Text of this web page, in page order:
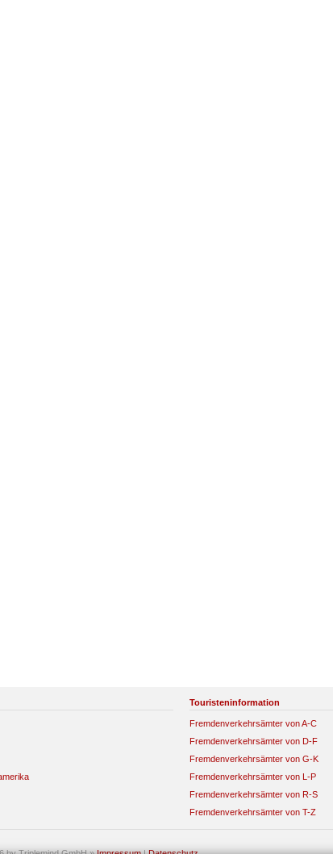
Touristeninformation
Fremdenverkehrsämter von A-C
Fremdenverkehrsämter von D-F
Fremdenverkehrsämter von G-K
Fremdenverkehrsämter von L-P
Fremdenverkehrsämter von R-S
Fremdenverkehrsämter von T-Z